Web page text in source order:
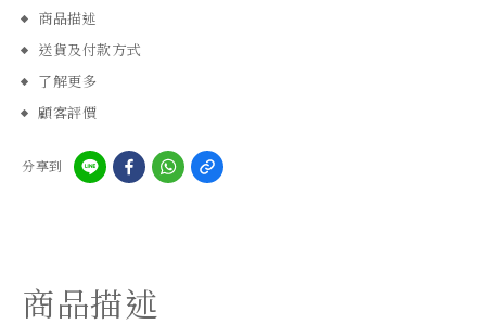
商品描述
送貨及付款方式
了解更多
顧客評價
分享到
商品描述